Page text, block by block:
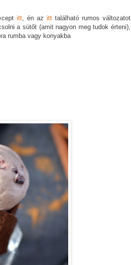
itt, én az itttalálható rumos változatot
a sütőt (amit nagyon meg tudok érteni),
rumba vagy konyakba